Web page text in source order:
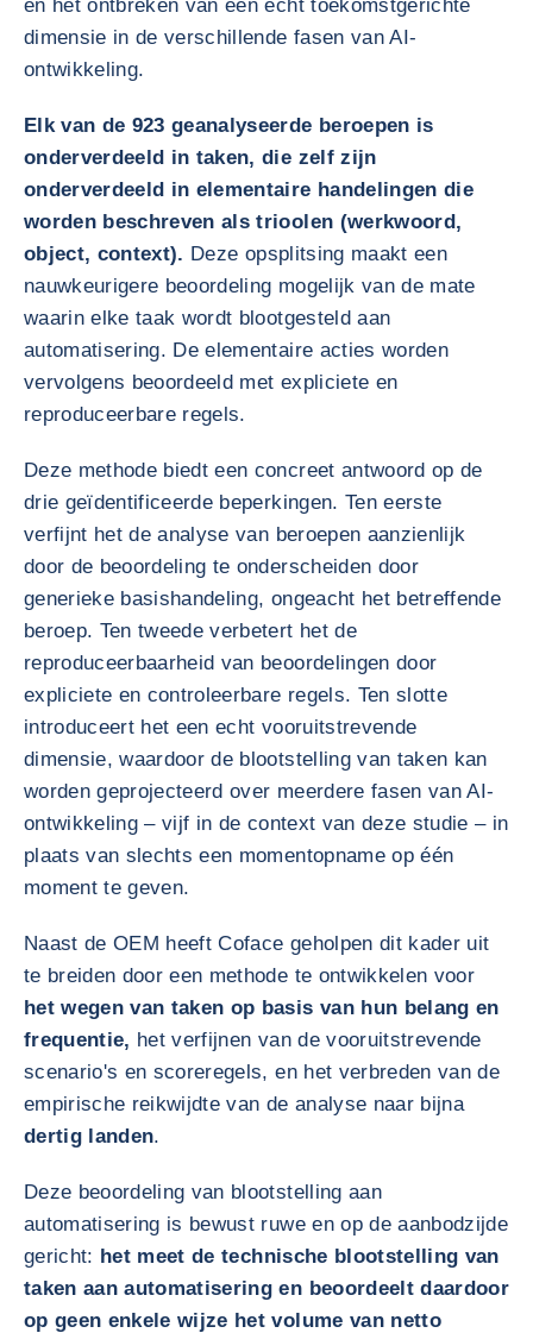
en het ontbreken van een echt toekomstgerichte
dimensie in de verschillende fasen van AI-
ontwikkeling.
Elk van de 923 geanalyseerde beroepen is
onderverdeeld in taken, die zelf zijn
onderverdeeld in elementaire handelingen die
worden beschreven als trioolen (werkwoord,
object, context). Deze opsplitsing maakt een
nauwkeurigere beoordeling mogelijk van de mate
waarin elke taak wordt blootgesteld aan
automatisering. De elementaire acties worden
vervolgens beoordeeld met expliciete en
reproduceerbare regels.
Deze methode biedt een concreet antwoord op de
drie geïdentificeerde beperkingen. Ten eerste
verfijnt het de analyse van beroepen aanzienlijk
door de beoordeling te onderscheiden door
generieke basishandeling, ongeacht het betreffende
beroep. Ten tweede verbetert het de
reproduceerbaarheid van beoordelingen door
expliciete en controleerbare regels. Ten slotte
introduceert het een echt vooruitstrevende
dimensie, waardoor de blootstelling van taken kan
worden geprojecteerd over meerdere fasen van AI-
ontwikkeling – vijf in de context van deze studie – in
plaats van slechts een momentopname op één
moment te geven.
Naast de OEM heeft Coface geholpen dit kader uit
te breiden door een methode te ontwikkelen voor
het wegen van taken op basis van hun belang en
frequentie, het verfijnen van de vooruitstrevende
scenario's en scoreregels, en het verbreden van de
empirische reikwijdte van de analyse naar bijna
dertig landen.
Deze beoordeling van blootstelling aan
automatisering is bewust ruwe en op de aanbodzijde
gericht: het meet de technische blootstelling van
taken aan automatisering en beoordeelt daardoor
op geen enkele wijze het volume van netto